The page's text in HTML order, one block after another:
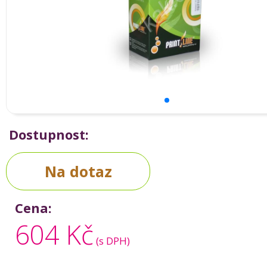
Dostupnost:
Na dotaz
Cena:
604 Kč (s DPH)